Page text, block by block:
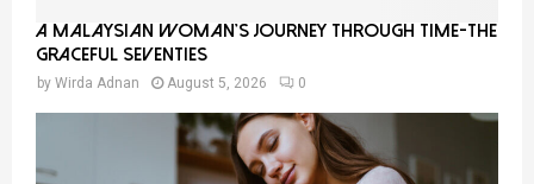
A Malaysian Woman’s Journey Through Time-THE
GRACEFUL SEVENTIES
by Wirda Adnan August 5, 2026 0